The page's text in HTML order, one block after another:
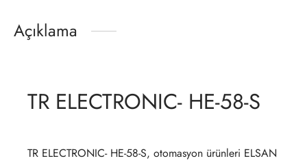
Açıklama
TR ELECTRONIC- HE-58-S
TR ELECTRONIC- HE-58-S, otomasyon ürünleri ELSAN